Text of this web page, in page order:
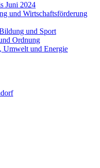
Juni 2024
und Wirtschaftsförderung
und Sport
Ordnung
Umwelt und Energie